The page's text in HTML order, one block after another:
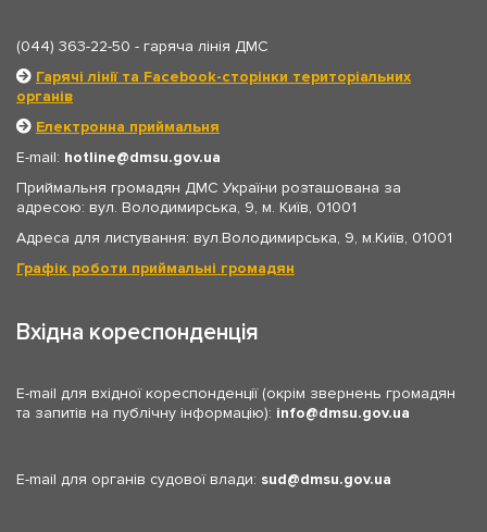
(044) 363-22-50 - гаряча лінія ДМС
Гарячі лінії та Facebook-сторінки територіальних
органів
Електронна приймальня
E-mail: hotline
dmsu.gov.ua
Приймальня громадян ДМС України розташована за
адресою: вул. Володимирська, 9, м. Київ, 01001
Адреса для листування: вул.Володимирська, 9, м.Київ, 01001
Графік роботи приймальні громадян
Вхідна кореспонденція
E-mail для вхідної кореспонденції (окрім звернень громадян
та запитів на публічну інформацію): info dmsu.gov.ua
E-mail для органів судової влади: sud dmsu.gov.ua